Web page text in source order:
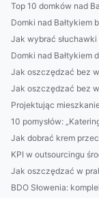
Top 10 domków nad
Domki nad Bałtykiem
Jak wybrać
Domki nad Bałtykiem
Jak oszczędzać bez
Jak oszczędzać bez
Projektując
10 pomysłów:
Jak dobrać krem
KPI w outsourcingu
Jak oszczędzać w
BDO Słowenia: